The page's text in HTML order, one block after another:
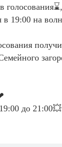
в 19:00 на
до 21:00💥